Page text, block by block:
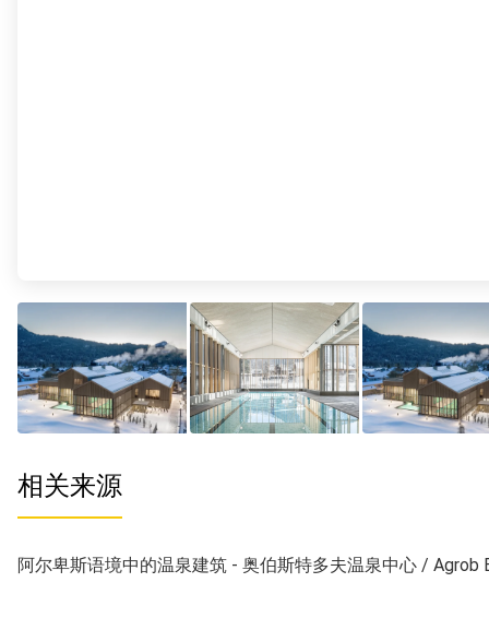
相关来源
阿尔卑斯语境中的温泉建筑 - 奥伯斯特多夫温泉中心 / Agrob